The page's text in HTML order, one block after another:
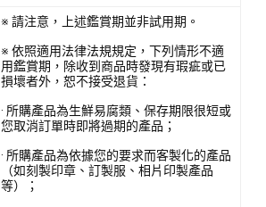
※ 請注意，上述鑑賞期並非試用期。
※ 依照適用法律法規規定，下列情形不適
用鑑賞期，除收到商品時發現有瑕疵或已
損壞者外，恕不接受退貨：
· 所購產品為生鮮易腐類、保存期限很短或
您取消訂單時即將過期的產品；
· 所購產品為依據您的要求而客製化的產品
（如刻製印章、訂製服、相片印製產品
等）；